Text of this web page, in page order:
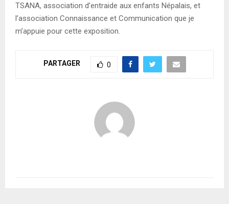
TSANA, association d’entraide aux enfants Népalais, et
l’association Connaissance et Communication que je
m’appuie pour cette exposition.
PARTAGER 0